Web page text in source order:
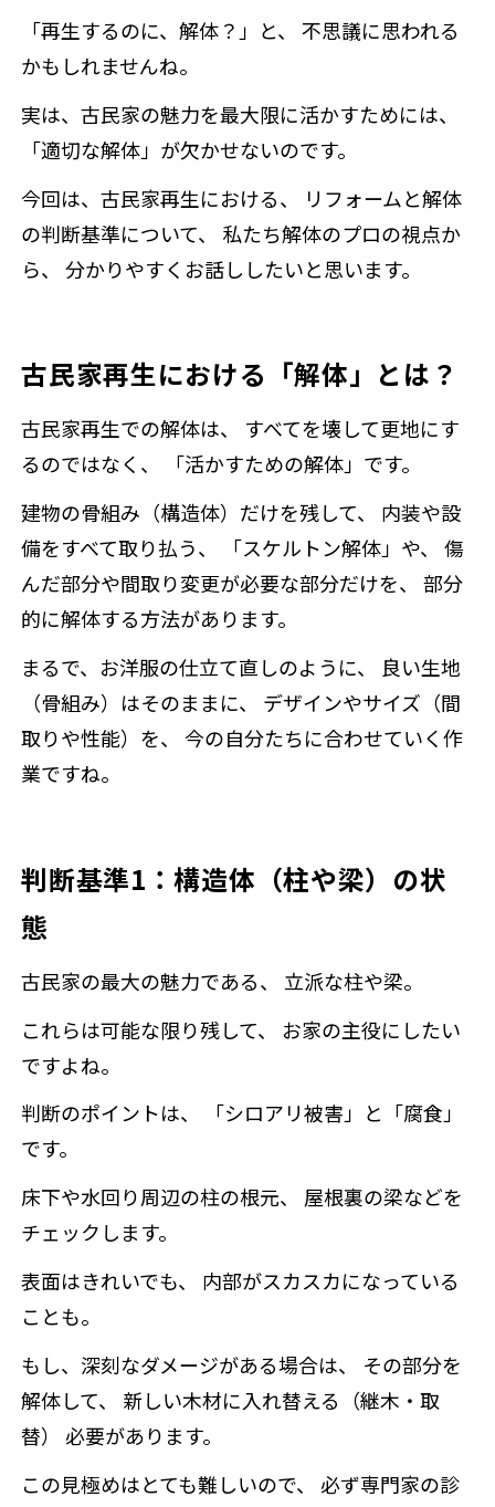
「再生するのに、解体？」と、 不思議に思われる
かもしれませんね。
実は、古民家の魅力を最大限に活かすためには、
「適切な解体」が欠かせないのです。
今回は、古民家再生における、 リフォームと解体
の判断基準について、 私たち解体のプロの視点か
ら、 分かりやすくお話ししたいと思います。
古民家再生における「解体」とは？
古民家再生での解体は、 すべてを壊して更地にす
るのではなく、 「活かすための解体」です。
建物の骨組み（構造体）だけを残して、 内装や設
備をすべて取り払う、 「スケルトン解体」や、 傷
んだ部分や間取り変更が必要な部分だけを、 部分
的に解体する方法があります。
まるで、お洋服の仕立て直しのように、 良い生地
（骨組み）はそのままに、 デザインやサイズ（間
取りや性能）を、 今の自分たちに合わせていく作
業ですね。
判断基準1：構造体（柱や梁）の状
態
古民家の最大の魅力である、 立派な柱や梁。
これらは可能な限り残して、 お家の主役にしたい
ですよね。
判断のポイントは、 「シロアリ被害」と「腐食」
です。
床下や水回り周辺の柱の根元、 屋根裏の梁などを
チェックします。
表面はきれいでも、 内部がスカスカになっている
ことも。
もし、深刻なダメージがある場合は、 その部分を
解体して、 新しい木材に入れ替える（継木・取
替） 必要があります。
この見極めはとても難しいので、 必ず専門家の診